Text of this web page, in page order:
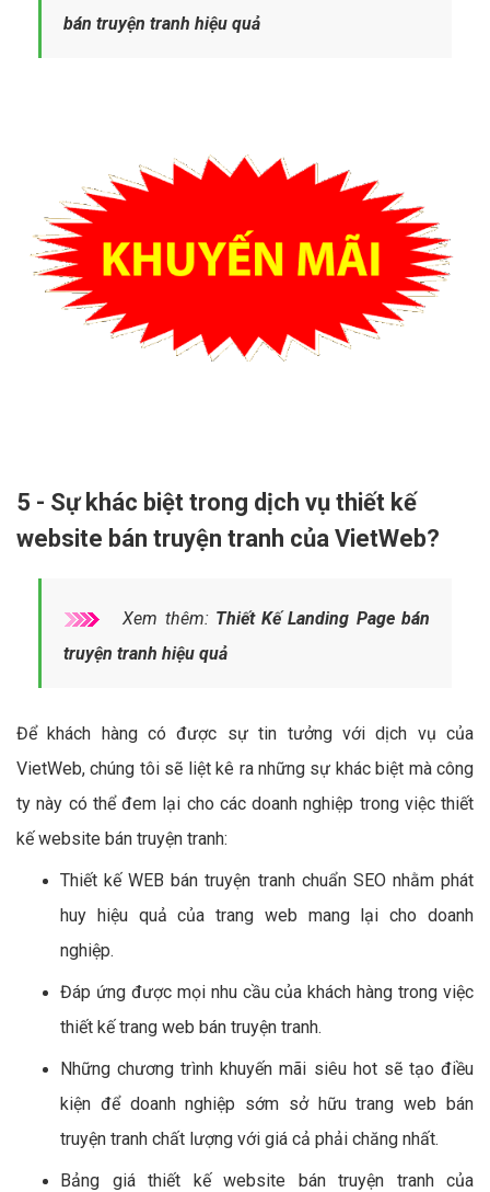
bán truyện tranh hiệu quả
5 - Sự khác biệt trong dịch vụ thiết kế
website bán truyện tranh của VietWeb?
Xem thêm: Thiết Kế Landing Page bán
truyện tranh hiệu quả
Để khách hàng có được sự tin tưởng với dịch vụ của
VietWeb, chúng tôi sẽ liệt kê ra những sự khác biệt mà công
ty này có thể đem lại cho các doanh nghiệp trong việc thiết
kế website bán truyện tranh:
Thiết kế WEB bán truyện tranh chuẩn SEO nhằm phát
huy hiệu quả của trang web mang lại cho doanh
nghiệp.
Đáp ứng được mọi nhu cầu của khách hàng trong việc
thiết kế trang web bán truyện tranh.
Những chương trình khuyến mãi siêu hot sẽ tạo điều
kiện để doanh nghiệp sớm sở hữu trang web bán
truyện tranh chất lượng với giá cả phải chăng nhất.
Bảng giá thiết kế website bán truyện tranh của